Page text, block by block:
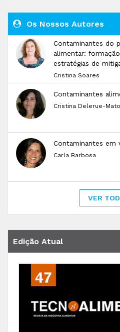
Os Nossos Autores
Contaminantes do
alimentar:
estratégias de
Cristina Soares
Contaminantes
Cristina Delerue-
Contaminantes em
Carla Barbosa
VER
Edição Atual